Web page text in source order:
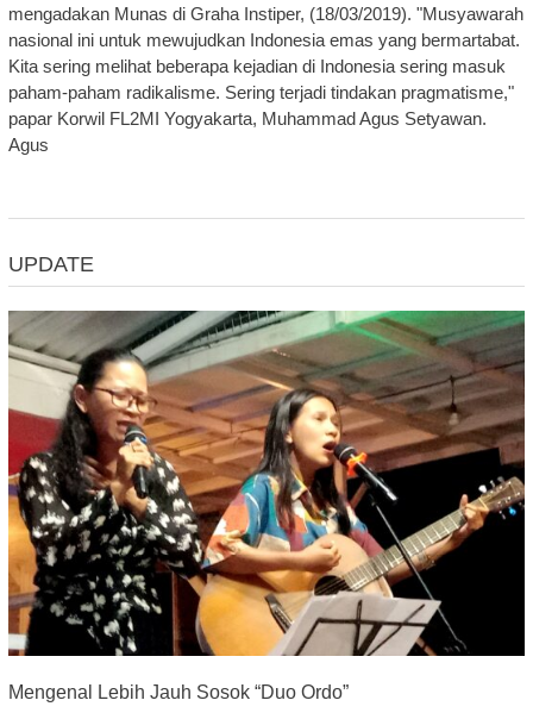
mengadakan Munas di Graha Instiper, (18/03/2019). "Musyawarah
nasional ini untuk mewujudkan Indonesia emas yang bermartabat.
Kita sering melihat beberapa kejadian di Indonesia sering masuk
paham-paham radikalisme. Sering terjadi tindakan pragmatisme,"
papar Korwil FL2MI Yogyakarta, Muhammad Agus Setyawan.
Agus
UPDATE
Mengenal Lebih Jauh Sosok “Duo Ordo”